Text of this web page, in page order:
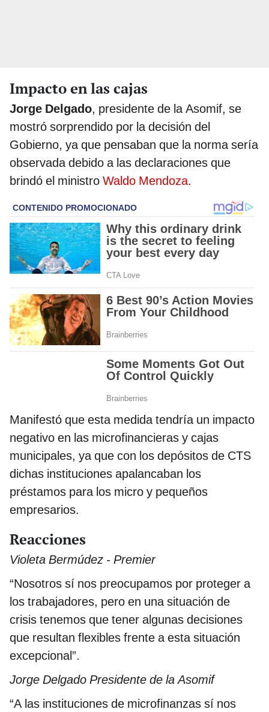
Impacto en las cajas
Jorge Delgado, presidente de la Asomif, se
mostró sorprendido por la decisión del
Gobierno, ya que pensaban que la norma sería
observada debido a las declaraciones que
brindó el ministro Waldo Mendoza.
Manifestó que esta medida tendría un impacto
negativo en las microfinancieras y cajas
municipales, ya que con los depósitos de CTS
dichas instituciones apalancaban los
préstamos para los micro y pequeños
empresarios.
Reacciones
Violeta Bermúdez - Premier
“Nosotros sí nos preocupamos por proteger a
los trabajadores, pero en una situación de
crisis tenemos que tener algunas decisiones
que resultan flexibles frente a esta situación
excepcional”.
Jorge Delgado Presidente de la Asomif
“A las instituciones de microfinanzas sí nos